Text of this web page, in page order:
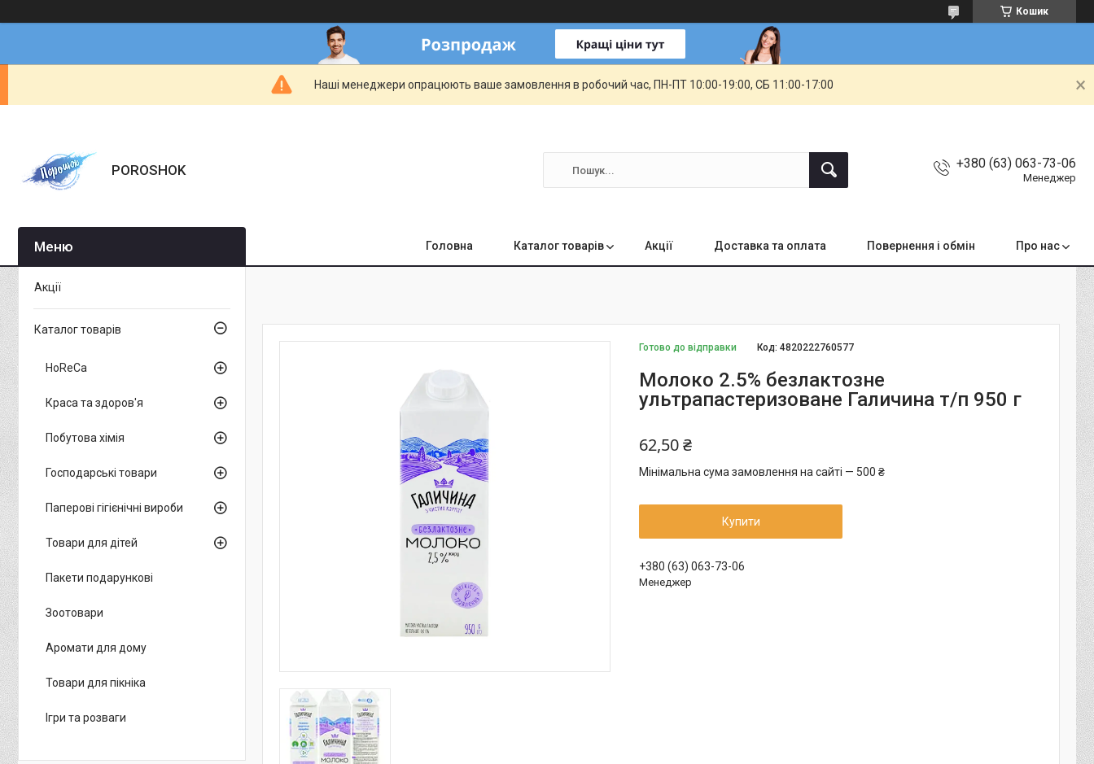
Кошик
Наші менеджери опрацюють ваше замовлення в робочий час, ПН-ПТ 10:00-19:00, СБ 11:00-17:00
POROSHOK +380 (63) 063-73-06
Менеджер
Головна Каталог товарів Акції Доставка та оплата Повернення і обмін Про нас
Готово до відправки Код:4820222760577
Молоко 2.5% безлактозне
ультрапастеризоване Галичина т/п 950 г
62,50 ₴
Мінімальна сума замовлення на сайті — 500 ₴
Купити
+380 (63) 063-73-06
Менеджер
Акції
Каталог товарів
HoReCa
Краса та здоров'я
Побутова хімія
Господарські товари
Паперові гігієнічні вироби
Товари для дітей
Пакети подарункові
Зоотовари
Аромати для дому
Товари для пікніка
Ігри та розваги